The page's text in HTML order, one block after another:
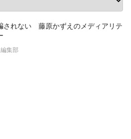
されない 藤原かずえのメディアリテ
集部